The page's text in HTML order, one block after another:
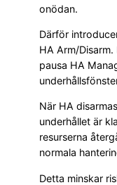
onödan.
Därför
HA Arm/
pausa HA
När HA
underhållet är
resurserna
normala
Detta minskar